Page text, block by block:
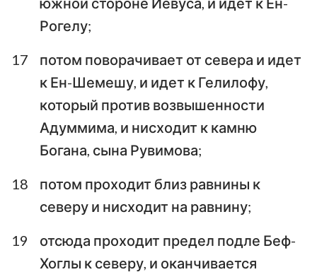
8
9
15
16 17 18 19 20
21
22
23 24
Рогелу;
17
потом поворачивает от севера и идет
к Ен-Шемешу, и идет к Гелилофу,
который против возвышенности
Адуммима, и нисходит к камню
Богана, сына Рувимова;
18
потом проходит близ равнины к
северу и нисходит на равнину;
19
отсюда проходит предел подле Беф-
Хоглы к северу, и оканчивается